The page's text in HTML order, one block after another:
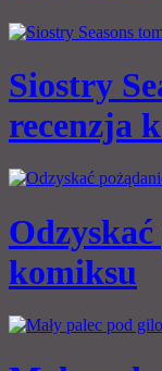
Siostry
recenzja
komiksu